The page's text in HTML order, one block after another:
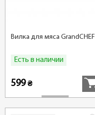
Вилка для мяса GrandCHEF
Есть в наличии
599₴